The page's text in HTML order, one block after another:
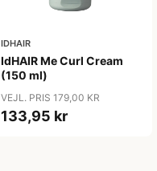
IDHAIR
IdHAIR Me Curl Cream
(150 ml)
VEJL. PRIS 179,00 KR
133,95 kr